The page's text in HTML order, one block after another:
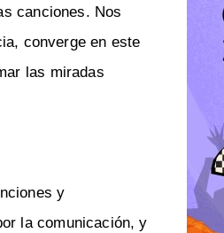
canciones. Nos
converge en este
las miradas
y
la comunicación, y